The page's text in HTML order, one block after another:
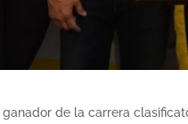
ganador de la carrera